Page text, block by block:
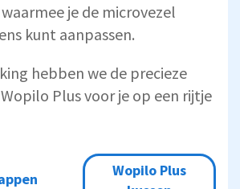
je de microvezel
kunt aanpassen.
hebben we de precieze
Plus voor je op een rijtje
Wopilo Plus kussen
Wopilo Plus